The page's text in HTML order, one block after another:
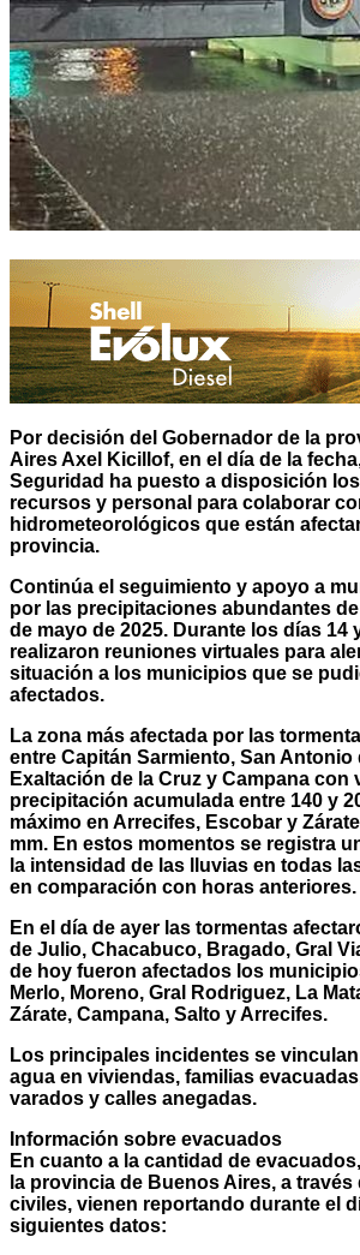
Por decisión del Gobernador de la
Aires Axel Kicillof, en el día de la
Seguridad ha puesto a disposición
recursos y personal para colaborar
hidrometeorológicos que están
provincia.
Continúa el seguimiento y apoyo a
por las precipitaciones abundantes
de mayo de 2025. Durante los días 14
realizaron reuniones virtuales para
situación a los municipios que se
afectados.
La zona más afectada por las
entre Capitán Sarmiento, San Antonio
Exaltación de la Cruz y Campana con
precipitación acumulada entre 140 y
máximo en Arrecifes, Escobar y
mm. En estos momentos se registra
la intensidad de las lluvias en todas
en comparación con horas anteriores.
En el día de ayer las tormentas
de Julio, Chacabuco, Bragado, Gral
de hoy fueron afectados los
Merlo, Moreno, Gral Rodriguez, La
Zárate, Campana, Salto y Arrecifes.
Los principales incidentes se
agua en viviendas, familias
varados y calles anegadas.
Información sobre evacuados
En cuanto a la cantidad de
la provincia de Buenos Aires, a
civiles, vienen reportando durante el
siguientes datos: